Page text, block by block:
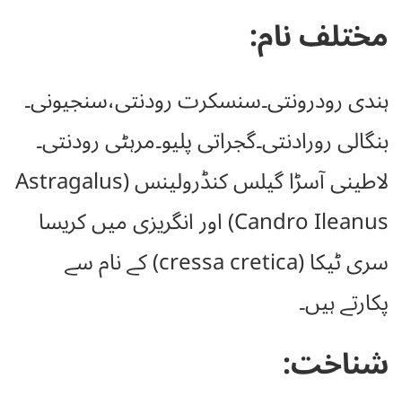
مختلف نام:
ہندی رودرونتی۔سنسکرت رودنتی،سنجیونی۔
بنگالی رورادنتی۔گجراتی پلیو۔مرہٹی رودنتی۔
لاطینی آسڑا گیلس کنڈرولینس (Astragalus
Candro Ileanus) اور انگریزی میں کریسا
سری ٹیکا (cressa cretica) کے نام سے
پکارتے ہیں۔
شناخت: